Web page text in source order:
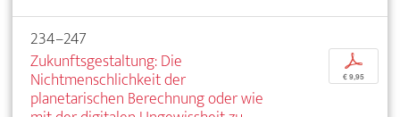
234–247
Zukunftsgestaltung: Die
Nichtmenschlichkeit der
planetarischen Berechnung oder wie
p
€ 9,95